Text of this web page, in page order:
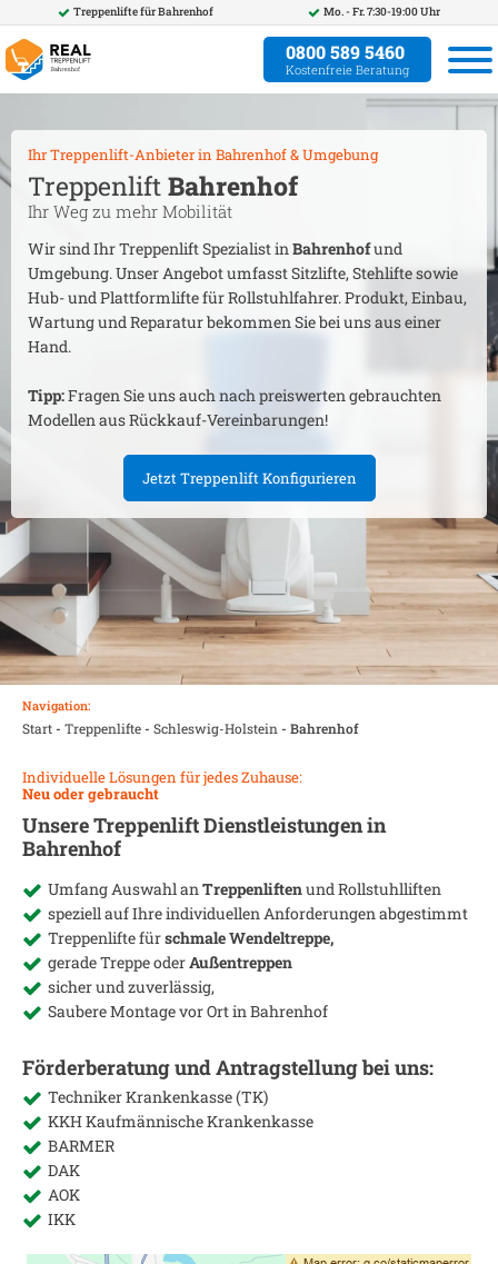
Treppenlifte fürBahrenhof Mo. - Fr. 7:30-19:00 Uhr
0800 589 5460
Kostenfreie Beratung
Ihr Treppenlift-Anbieter in Bahrenhof& Umgebung
Treppenlift Bahrenhof
Ihr Weg zu mehr Mobilität
Wir sind Ihr Treppenlift Spezialist inBahrenhofund
Umgebung. Unser Angebot umfasst Sitzlifte, Stehlifte sowie
Hub- und Plattformlifte für Rollstuhlfahrer. Produkt, Einbau,
Wartung und Reparatur bekommen Sie bei uns aus einer
Hand.
Tipp:Fragen Sie uns auch nach preiswerten gebrauchten
Modellen aus Rückkauf-Vereinbarungen!
Jetzt Treppenlift Konfigurieren
Navigation:
Start- Treppenlifte- Schleswig-Holstein - Bahrenhof
Individuelle Lösungen für jedes Zuhause:
Neu oder gebraucht
Unsere Treppenlift Dienstleistungen in
Bahrenhof
Umfang Auswahl anTreppenliftenund Rollstuhlliften
speziell auf Ihre individuellen Anforderungen abgestimmt
Treppenlifte fürschmale Wendeltreppe,
gerade Treppe oderAußentreppen
sicher und zuverlässig,
Saubere Montage vor Ort inBahrenhof
Förderberatung und Antragstellung bei uns:
Techniker Krankenkasse (TK)
KKH Kaufmännische Krankenkasse
BARMER
DAK
AOK
IKK